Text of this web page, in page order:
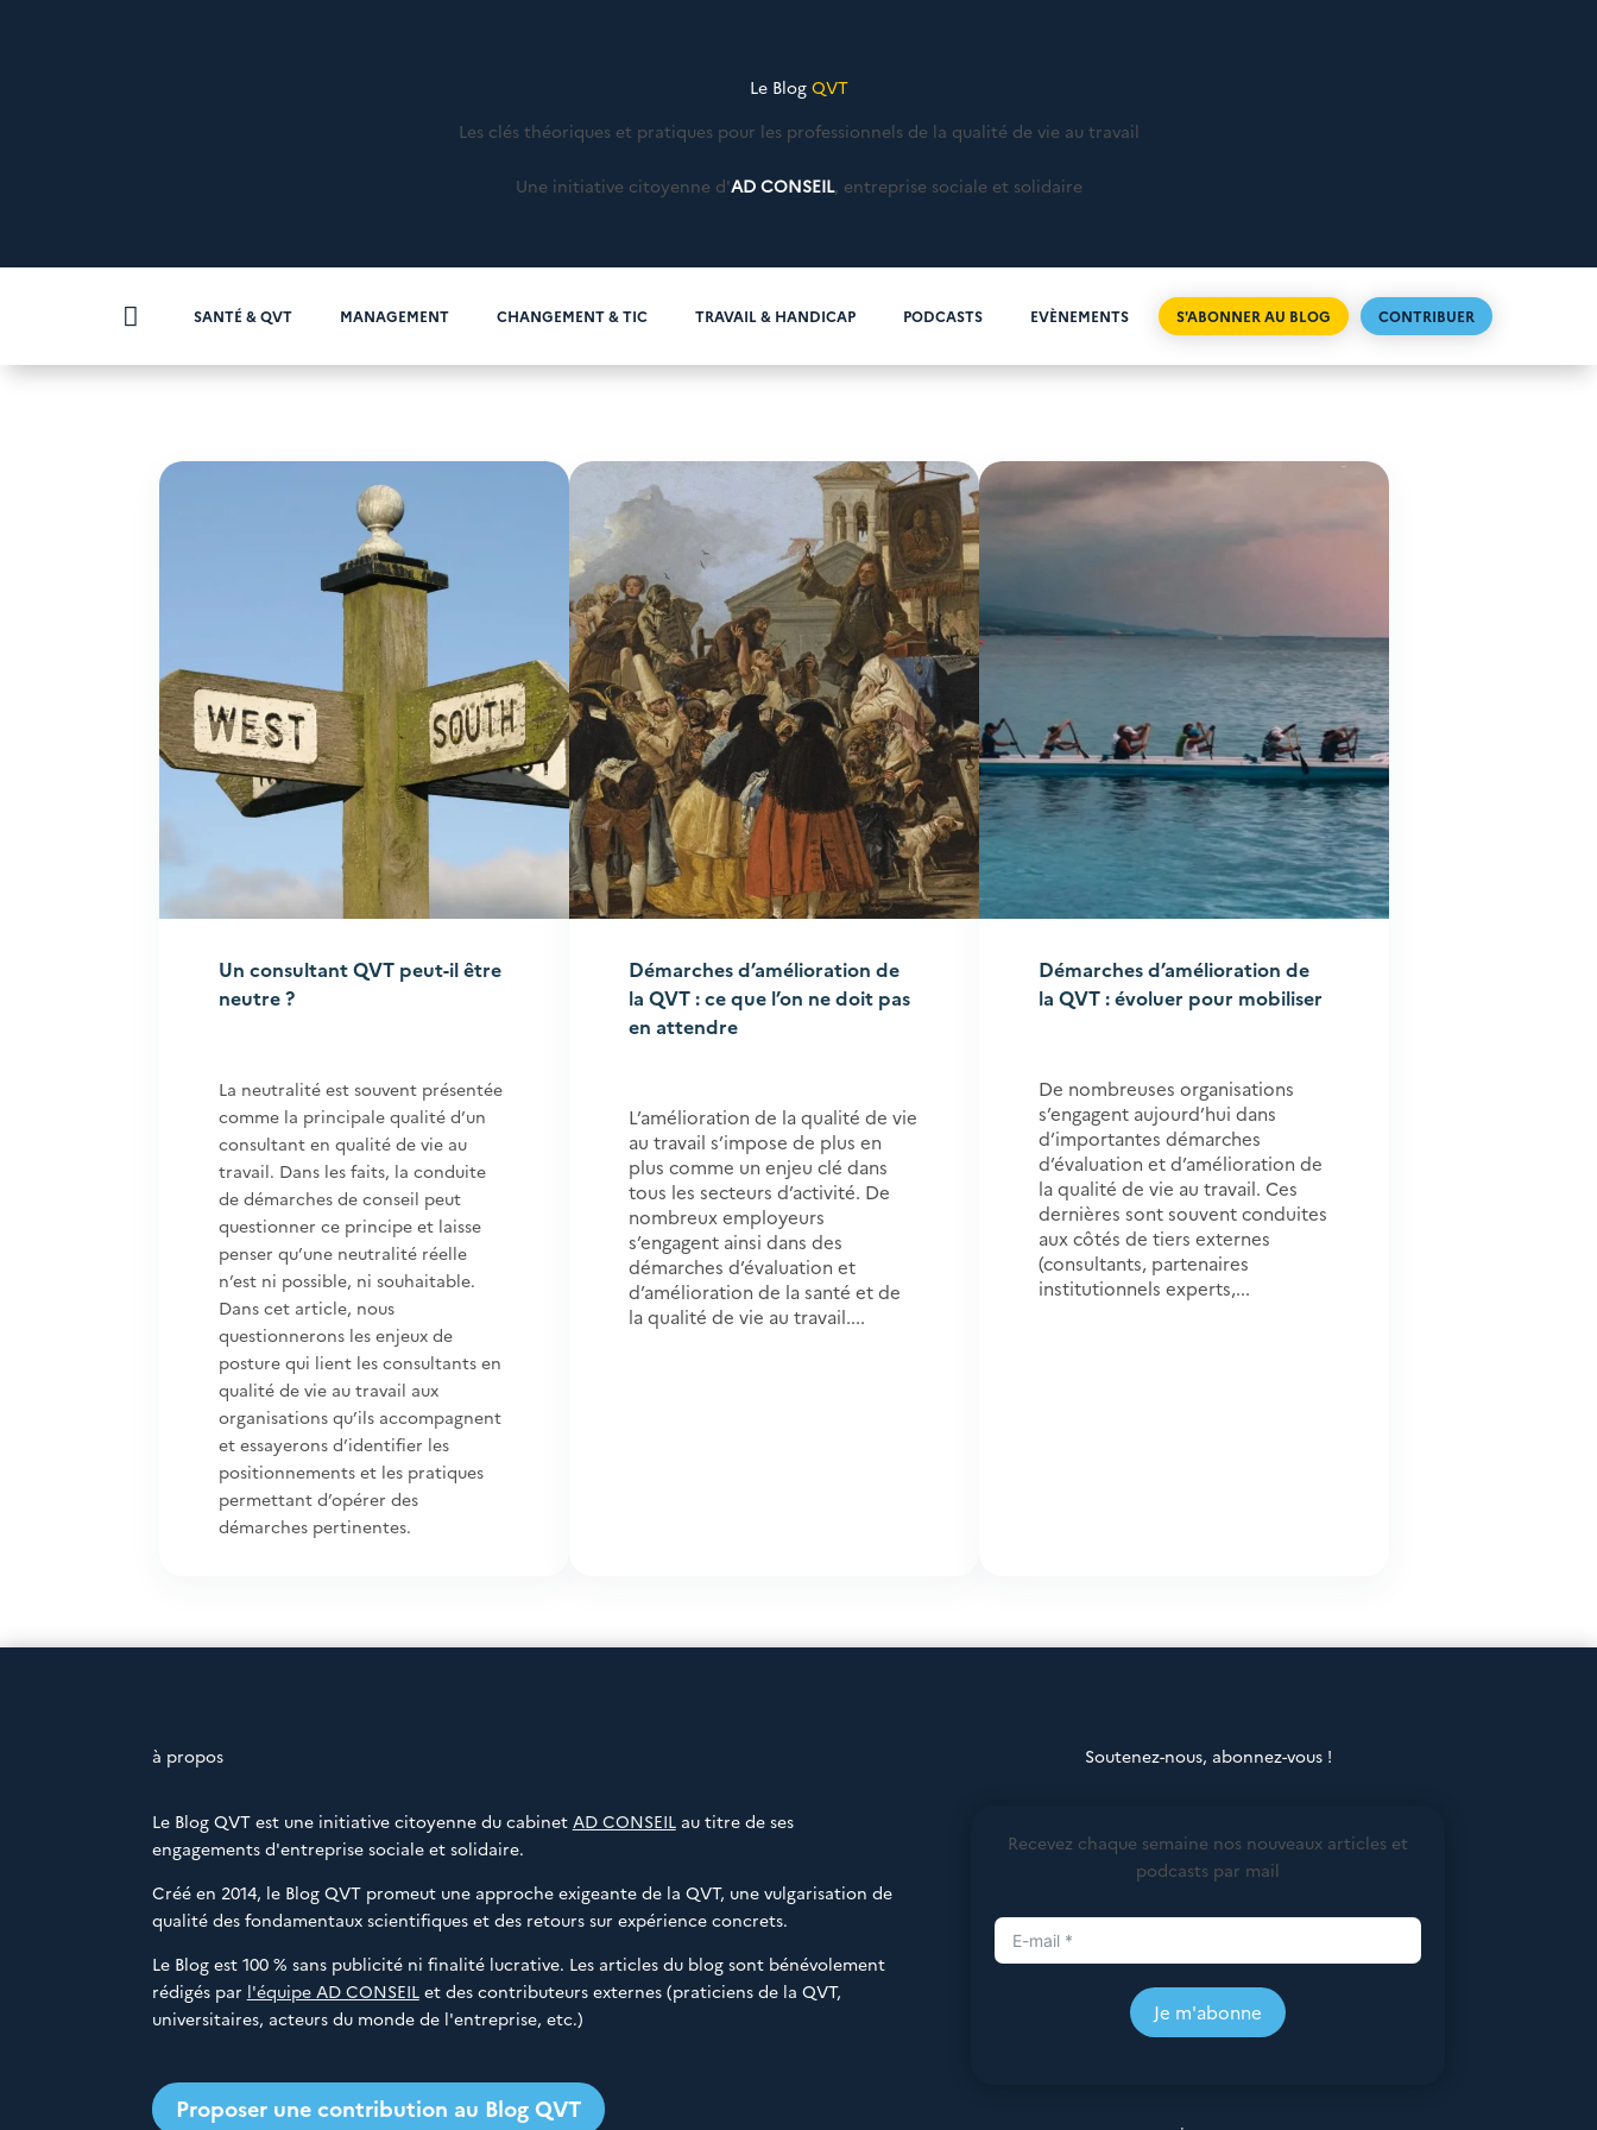
Le Blog QVT
Les clés théoriques et pratiques pour les professionnels de la qualité de vie au travail
Une initiative citoyenne d'AD CONSEIL, entreprise sociale et solidaire
 SANTÉ & QVT MANAGEMENT CHANGEMENT & TIC TRAVAIL & HANDICAP PODCASTS EVÈNEMENTS S'ABONNER AU BLOG CONTRIBUER
Un consultant QVT peut-il être
neutre ?
La neutralité est souvent présentée
comme la principale qualité d’un
consultant en qualité de vie au
travail. Dans les faits, la conduite
de démarches de conseil peut
questionner ce principe et laisse
penser qu’une neutralité réelle
n’est ni possible, ni souhaitable.
Dans cet article, nous
questionnerons les enjeux de
posture qui lient les consultants en
qualité de vie au travail aux
organisations qu’ils accompagnent
et essayerons d’identifier les
positionnements et les pratiques
permettant d’opérer des
démarches pertinentes.
Démarches d’amélioration de
la QVT : ce que l’on ne doit pas
en attendre
L’amélioration de la qualité de vie
au travail s’impose de plus en
plus comme un enjeu clé dans
tous les secteurs d’activité. De
nombreux employeurs
s’engagent ainsi dans des
démarches d’évaluation et
d’amélioration de la santé et de
la qualité de vie au travail....
Démarches d’amélioration de
la QVT : évoluer pour mobiliser
De nombreuses organisations
s’engagent aujourd’hui dans
d’importantes démarches
d’évaluation et d’amélioration de
la qualité de vie au travail. Ces
dernières sont souvent conduites
aux côtés de tiers externes
(consultants, partenaires
institutionnels experts,...
à propos
Le Blog QVT est une initiative citoyenne du cabinet AD CONSEILau titre de ses
engagements d'entreprise sociale et solidaire.
Créé en 2014, le Blog QVT promeut une approche exigeante de la QVT, une vulgarisation de
qualité des fondamentaux scientifiques et des retours sur expérience concrets.
Le Blog est 100 % sans publicité ni finalité lucrative. Les articles du blog sont bénévolement
rédigés par l'équipe AD CONSEILet des contributeurs externes (praticiens de la QVT,
universitaires, acteurs du monde de l'entreprise, etc.)
Proposer une contribution au Blog QVT
Soutenez-nous, abonnez-vous !
Recevez chaque semaine nos nouveaux articles et
podcasts par mail
Je m'abonne